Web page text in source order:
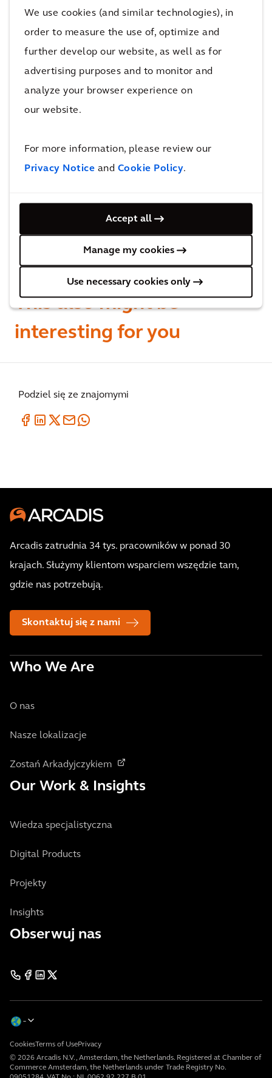
We use cookies (and similar technologies), in
order to measure the use of, optimize and
further develop our website, as well as for
advertising purposes and to monitor and
analyze your browser experience on
our website.
For more information, please review our
Privacy Notice and Cookie Policy.
Accept all
Manage my cookies
Use necessary cookies only
sprostanie złożonym problemom naszych
klientów, naszego świata i naszych czasów przy
użyciu własnych rozwiązań projektowych.
Wiemy też, jak elastyczność, dobrobyt,
technologia i mobilność wpływają na
środowisko budowane — dlatego zawsze
zaawansowane rozwiązania, które z pasją
tworzymy i dostarczamy, pozostaną
Not done reading?
This also might be
interesting for you
Podziel się ze znajomymi
Arcadis zatrudnia 34 tys. pracowników w ponad 30
krajach. Służymy klientom wsparciem wszędzie tam,
gdzie nas potrzebują.
Skontaktuj się z nami
Who We Are
O nas
Nasze lokalizacje
Zostań Arkadyjczykiem
Our Work & Insights
Wiedza specjalistyczna
Digital Products
Projekty
Insights
Obserwuj nas
© 2026 Arcadis N.V., Amsterdam, the Netherlands. Registered at Chamber of
Commerce Amsterdam, the Netherlands under Trade Registry No.
CookiesTerms of UsePrivacy